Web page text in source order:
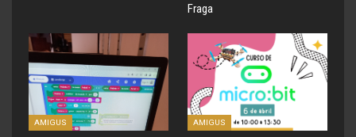
Fraga
AMIGUS AMIGUS